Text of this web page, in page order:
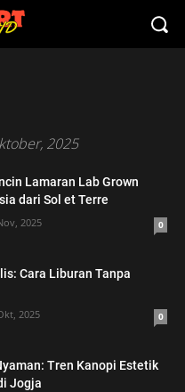
2025
Lamaran Lab Grown
dari Sol et Terre
2025 0
Cara Liburan Tanpa
2025 0
Tren Kanopi Estetik
Jogja